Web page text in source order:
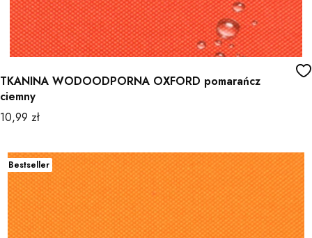
TKANINA WODOODPORNA OXFORD pomarańcz
ciemny
Cena
10,99 zł
Bestseller